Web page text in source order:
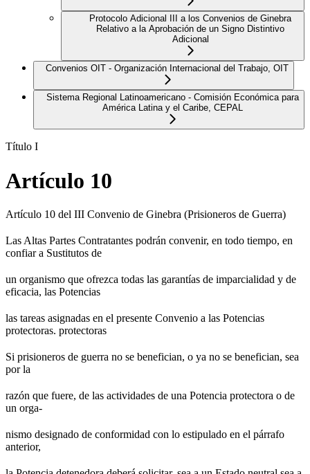
Protocolo Adicional III a los Convenios de Ginebra
Relativo a la Aprobación de un Signo Distintivo
Adicional
Convenios OIT - Organización Internacional del Trabajo, OIT
Sistema Regional Latinoamericano - Comisión Económica para
América Latina y el Caribe, CEPAL
Título I
Artículo 10
Artículo 10 del III Convenio de Ginebra (Prisioneros de Guerra)
Las Altas Partes Contratantes podrán convenir, en todo tiempo, en
confiar a Sustitutos de
un organismo que ofrezca todas las garantías de imparcialidad y de
eficacia, las Potencias
las tareas asignadas en el presente Convenio a las Potencias
protectoras. protectoras
Si prisioneros de guerra no se benefician, o ya no se benefician, sea
por la
razón que fuere, de las actividades de una Potencia protectora o de
un orga-
nismo designado de conformidad con lo estipulado en el párrafo
anterior,